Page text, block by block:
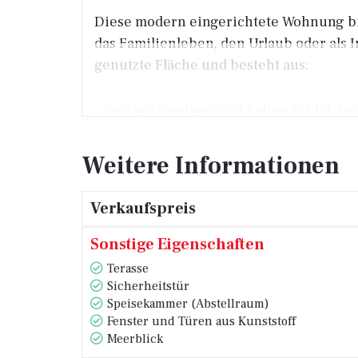
Diese modern eingerichtete Wohnung
das Familienleben, den Urlaub oder
genutzte Fläche und besteht aus:
- einer Küche, die mit dem Essbereich
luftigen Wohn- und Aufenthaltsbereich
- einer überdachten Terrasse mit
- einem modernen Badezimmer mit
- einem praktischen Abstellraum für
Weitere Informationen
Verkaufspreis
Sonstige Eigenschaften
Terasse
Sicherheitstür
Speisekammer (Abstellraum)
Fenster und Türen aus Kunststoff
Meerblick